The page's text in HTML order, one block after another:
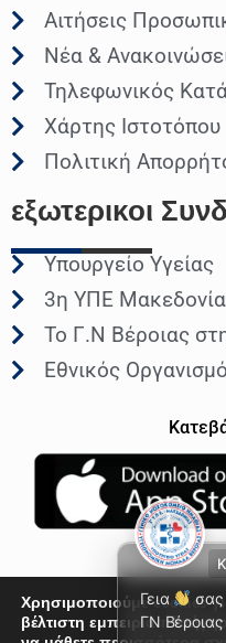
Αιτήσεις
Νέα &
Τηλεφωνικός
Χάρτης Ιστοτόπου
Πολιτική
εξωτερικοι
Υπουργείο Υγείας
3η ΥΠΕ
Το Γ.Ν Βέροιας
Εθνικός
Γεια
σας
ΓΝ Βέροιας
Χρησιμοποιούμε cookies
βέλτιστη εμπειρία